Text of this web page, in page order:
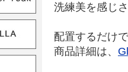
洗練美を感じ
配置するだけ
商品詳細は、